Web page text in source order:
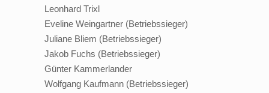
Leonhard Trixl
Eveline Weingartner (Betriebssieger)
Juliane Bliem (Betriebssieger)
Jakob Fuchs (Betriebssieger)
Günter Kammerlander
Wolfgang Kaufmann (Betriebssieger)